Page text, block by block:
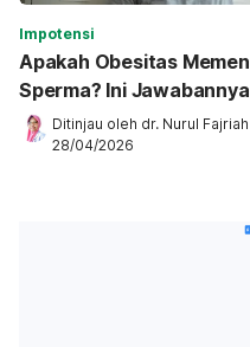
Impotensi
Apakah Obesitas
Sperma? Ini Jawabannya
Ditinjau oleh dr. Nurul
28/04/2026